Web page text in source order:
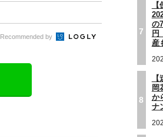
Recommended by
7
の
円
産
8
岡
か
ナ